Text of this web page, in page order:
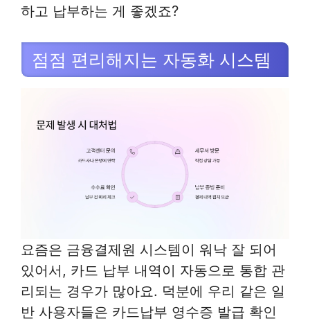
하고 납부하는 게 좋겠죠?
점점 편리해지는 자동화 시스템
요즘은 금융결제원 시스템이 워낙 잘 되어
있어서, 카드 납부 내역이 자동으로 통합 관
리되는 경우가 많아요. 덕분에 우리 같은 일
반 사용자들은 카드납부 영수증 발급 확인